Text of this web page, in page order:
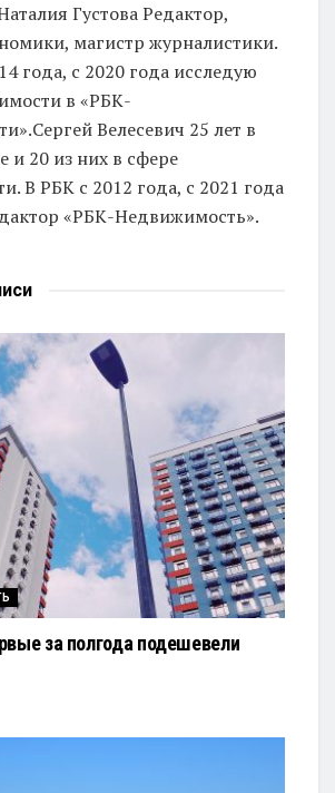
Густова Редактор,
магистр журналистики.
года, с 2020 года исследую
в «РБК-
Сергей Велесевич 25 лет в
и 20 из них в сфере
В РБК с 2012 года, с 2021 года
«РБК-Недвижимость».
за полгода подешевели